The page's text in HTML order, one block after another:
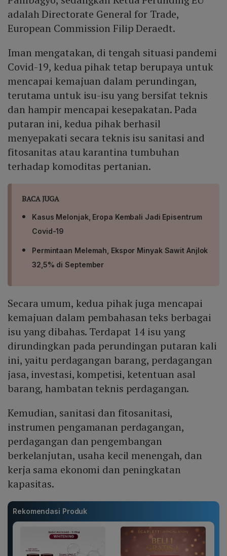
adalah Directorate General for Trade,
European Commission Filip Deraedt.
Iman mengatakan, di tengah situasi pandemi
Covid-19, kedua pihak tetap berupaya untuk
mencapai kemajuan dalam perundingan,
terutama untuk isu-isu yang bersifat teknis
dan hampir mencapai kesepakatan. Pada
putaran ini, kedua pihak berhasil
menyepakati secara teknis isu sanitasi and
fitosanitas atau karantina tumbuhan
terhadap komoditas pertanian.
BACA JUGA
Kasus Melonjak, Eropa Kembali Jadi Episentrum
Covid-19
Permintaan Melemah, Ekspor Minyak Sawit Anjlok
32,5% di September
Secara umum, kedua pihak juga mencapai
kemajuan dalam pembahasan teks berbagai
isu yang dibahas. Terdapat 14 isu yang
dirundingkan pada perundingan putaran kali
ini, yaitu perdagangan barang, perdagangan
jasa, investasi, kompetisi, ketentuan asal
barang, hambatan teknis perdagangan.
Kemudian, sanitasi dan fitosanitasi,
instrumen pengamanan perdagangan,
perdagangan dan pengembangan
berkelanjutan, usaha kecil menengah, dan
kerja sama ekonomi dan peningkatan
kapasitas.
Rekomendasi Produk